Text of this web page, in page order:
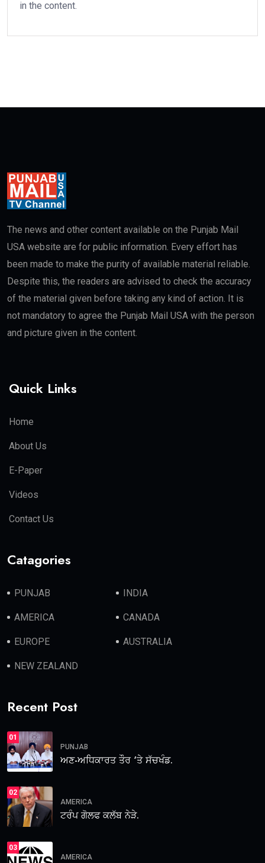
in the content.
The news and other content available on the Punjab Mail
USA website are for public information. Every effort has
been made to make the purity of available material reliable.
Despite this, the readers are advised to check the accuracy
of the material given before taking any kind of action. It is
not mandatory to agree the Punjab Mail USA with the person
and picture given in the content.
Quick Links
Home
About Us
E-Paper
Videos
Contact Us
Catagories
PUNJAB INDIA
AMERICA CANADA
EUROPE AUSTRALIA
NEW ZEALAND
Recent Post
01
PUNJAB
ਅਣ-ਅਧਿਕਾਰਤ ਤੌਰ ‘ਤੇ ਸੱਚਖੰਡ.
02
AMERICA
ਟਰੰਪ ਗੋਲਫ ਕਲੱਬ ਨੇੜੇ.
03
AMERICA